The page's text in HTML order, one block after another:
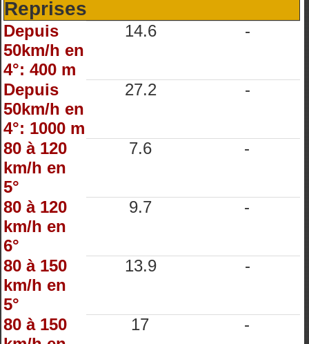
Reprises
Depuis
50km/h en
4°: 400 m
14.6 -
Depuis
50km/h en
4°: 1000 m
27.2 -
80 à 120
km/h en
5°
7.6 -
80 à 120
km/h en
6°
9.7 -
80 à 150
km/h en
5°
13.9 -
80 à 150
17 -